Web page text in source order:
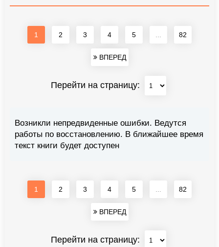
1 2 3 4 5 82
ВПЕРЕД
Перейти на страницу:
Возникли непредвиденные ошибки. Ведутся
работы по восстановлению. В ближайшее время
текст книги будет доступен
1 2 3 4 5 82
ВПЕРЕД
Перейти на страницу: